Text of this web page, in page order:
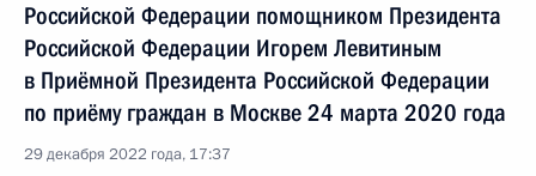
Российской Федерации помощником Президента
Российской Федерации Игорем Левитиным
в Приёмной Президента Российской Федерации
по приёму граждан в Москве 24 марта 2020 года
29 декабря 2022 года, 17:37